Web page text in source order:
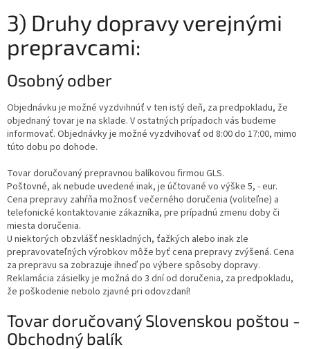
3) Druhy dopravy verejnými
prepravcami:
Osobný odber
Objednávku je možné vyzdvihnúť v ten istý deň, za predpokladu, že
objednaný tovar je na sklade. V ostatných prípadoch vás budeme
informovať. Objednávky je možné vyzdvihovať od 8:00 do 17:00, mimo
túto dobu po dohode.
Tovar doručovaný prepravnou balíkovou firmou GLS.
Poštovné, ak nebude uvedené inak, je účtované vo výške 5, - eur.
Cena prepravy zahŕňa možnosť večerného doručenia (voliteľne) a
telefonické kontaktovanie zákazníka, pre prípadnú zmenu doby či
miesta doručenia.
U niektorých obzvlášť neskladných, ťažkých alebo inak zle
prepravovateľných výrobkov môže byť cena prepravy zvýšená. Cena
za prepravu sa zobrazuje ihneď po výbere spôsoby dopravy.
Reklamácia zásielky je možná do 3 dní od doručenia, za predpokladu,
že poškodenie nebolo zjavné pri odovzdaní!
Tovar doručovaný Slovenskou poštou -
Obchodný balík